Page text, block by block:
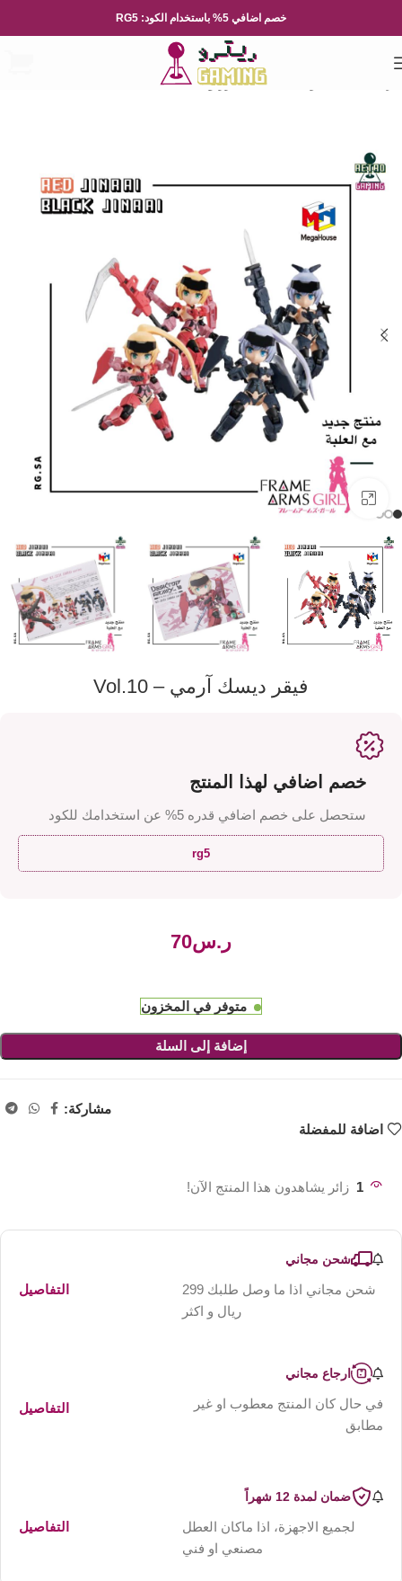
خصم اضافي 5% باستخدام الكود: RG5
العاب و مجسمات فيقرز و مجسمات يابانية
فيقر ديسك آرمي – Vol.10
خصم اضافي لهذا المنتج
ستحصل على خصم اضافي قدره 5% عن استخدامك للكود
rg5
ر.س
متوفر في المخزون
إضافة إلى السلة
مشاركة:
اضافة للمفضلة
1 زائر يشاهدون هذا المنتج الآن!
شحن مجاني
شحن مجاني اذا ما وصل طلبك 299
ريال و اكثر
التفاصيل
ارجاع مجاني
في حال كان المنتج معطوب او غير
مطابق
التفاصيل
ضمان لمدة 12 شهراً
لجميع الاجهزة، اذا ماكان العطل
مصنعي او فني
التفاصيل
اضفط لتكبير الصورة